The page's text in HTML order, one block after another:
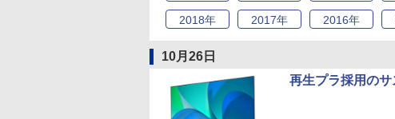
2018年 2017年 2016年
10月26日
再生プラ採用の